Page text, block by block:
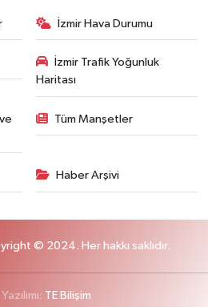
İzmir Hava Durumu
İzmir Trafik Yoğunluk
Haritası
Tüm Manşetler
Haber Arşivi
© 2024. Her hakkı saklıdır.
TE Bilişim